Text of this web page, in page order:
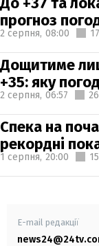
прогноз
2 серпня, 08:00
Дощитиме
+35: яку
2 серпня, 06:57
Спека на
рекордні
1 серпня, 20:00
E-mail редакції